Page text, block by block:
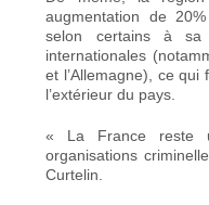
augmentation de
selon certains à sa
internationales
et l’Allemagne), ce
l’extérieur du pays.
« La France reste
organisations
Curtelin.